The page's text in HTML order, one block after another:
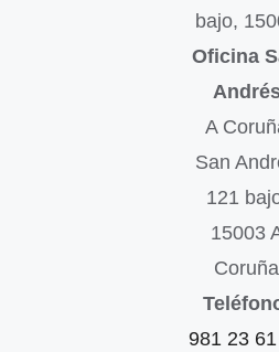
bajo,
Oficina
A
San
121
15003
Coruña
981 23